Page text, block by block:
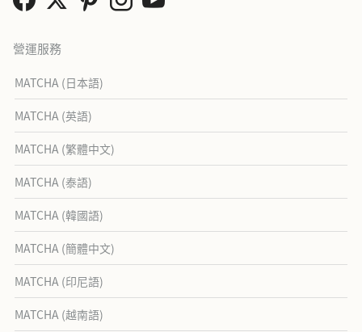
營運服務
MATCHA (日本語)
MATCHA (英語)
MATCHA (繁體中文)
MATCHA (泰語)
MATCHA (韓國語)
MATCHA (簡體中文)
MATCHA (印尼語)
MATCHA (越南語)